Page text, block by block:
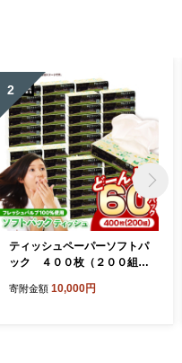
2
ティッシュペーパーソフトパ
ック ４００枚（２００組）
ィッシュ ペーパー 生活用品
寄附金額 10,000円